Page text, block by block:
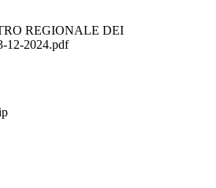
REGIONALE DEI
12-2024.pdf